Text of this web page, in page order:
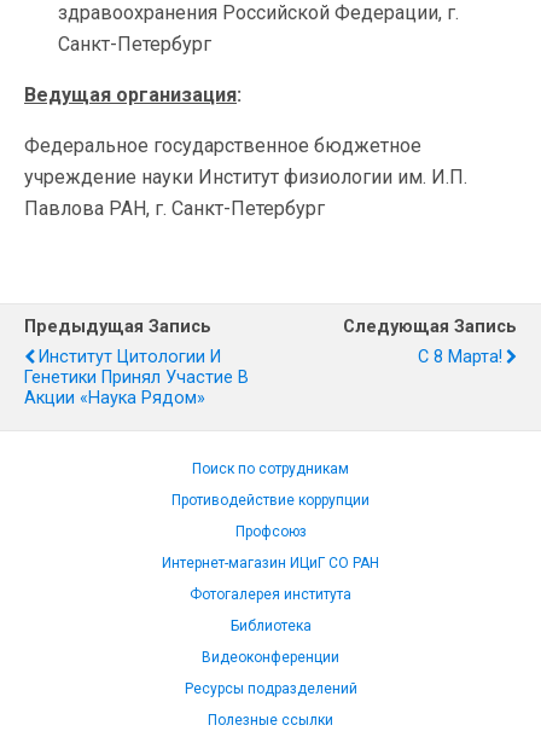
здравоохранения Российской Федерации, г.
Санкт-Петербург
Ведущая организация:
Федеральное государственное бюджетное
учреждение науки Институт физиологии им. И.П.
Павлова РАН, г. Санкт-Петербург
Предыдущая Запись
Институт Цитологии И
Генетики Принял Участие В
Акции «Наука Рядом»
Следующая Запись
С 8 Марта!
Поиск по сотрудникам
Противодействие коррупции
Профсоюз
Интернет-магазин ИЦиГ СО РАН
Фотогалерея института
Библиотека
Видеоконференции
Ресурсы подразделений
Полезные ссылки